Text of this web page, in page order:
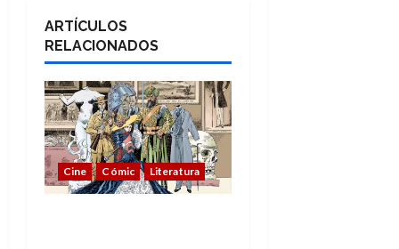
ARTÍCULOS
RELACIONADOS
Cine Cómic Literatura